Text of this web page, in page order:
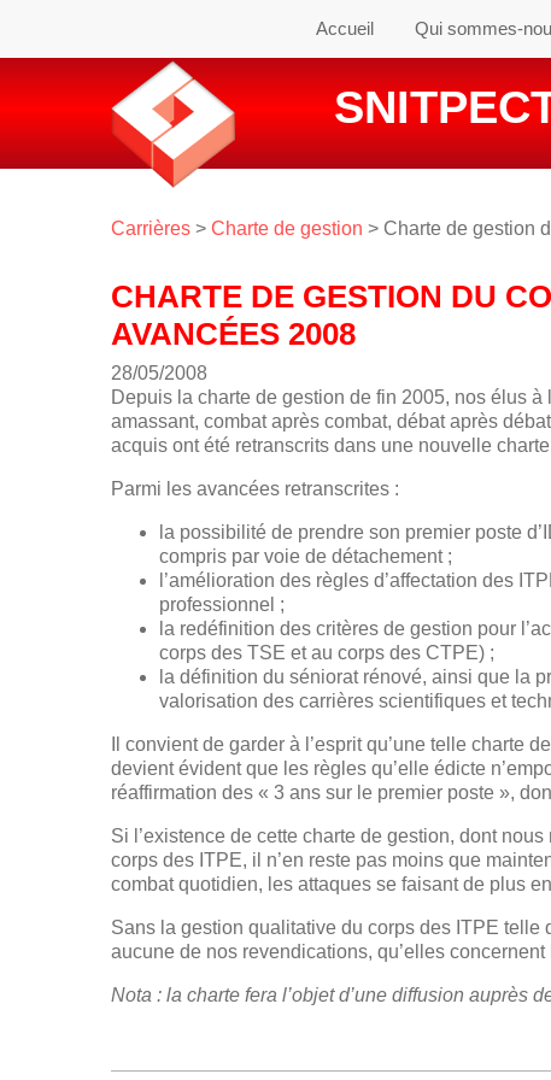
Accueil Qui sommes-
Carrières > Charte de gestion > Charte de gestion
CHARTE DE GESTION DU
AVANCÉES 2008
28/05/2008
Depuis la charte de gestion de fin 2005, nos élus
amassant, combat après combat, débat après
acquis ont été retranscrits dans une nouvelle
Parmi les avancées retranscrites :
la possibilité de prendre son premier poste
compris par voie de détachement ;
l’amélioration des règles d’affectation des
professionnel ;
la redéfinition des critères de gestion pour
corps des TSE et au corps des CTPE) ;
la définition du séniorat rénové, ainsi que la
valorisation des carrières scientifiques et
Il convient de garder à l’esprit qu’une telle charte
devient évident que les règles qu’elle édicte
réaffirmation des « 3 ans sur le premier poste »,
Si l’existence de cette charte de gestion, dont
corps des ITPE, il n’en reste pas moins que
combat quotidien, les attaques se faisant de plus
Sans la gestion qualitative du corps des ITPE
aucune de nos revendications, qu’elles
Nota : la charte fera l’objet d’une diffusion auprès